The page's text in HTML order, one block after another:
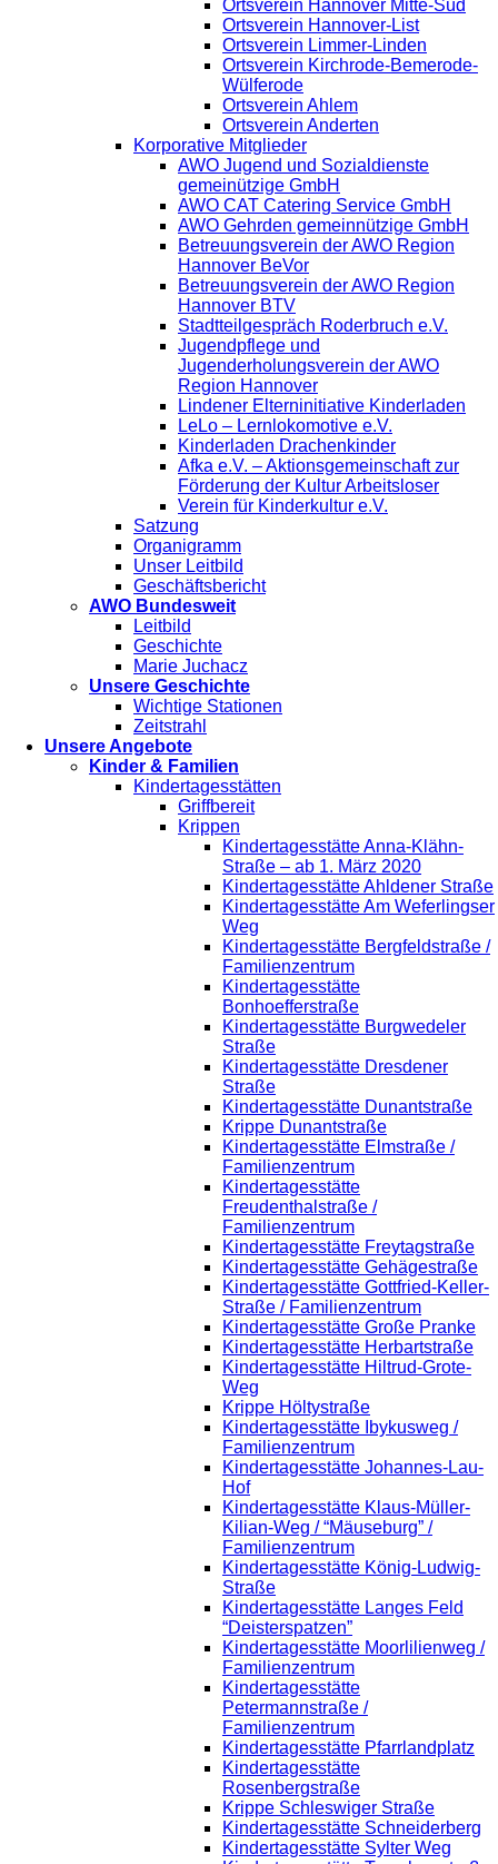
Ortsverein Hannover Mitte-Süd
Ortsverein Hannover-List
Ortsverein Limmer-Linden
Ortsverein Kirchrode-Bemerode-
Wülferode
Ortsverein Ahlem
Ortsverein Anderten
Korporative Mitglieder
AWO Jugend und Sozialdienste
gemeinützige GmbH
AWO CAT Catering Service GmbH
AWO Gehrden gemeinnützige GmbH
Betreuungsverein der AWO Region
Hannover BeVor
Betreuungsverein der AWO Region
Hannover BTV
Stadtteilgespräch Roderbruch e.V.
Jugendpflege und
Jugenderholungsverein der AWO
Region Hannover
Lindener Elterninitiative Kinderladen
LeLo – Lernlokomotive e.V.
Kinderladen Drachenkinder
Afka e.V. – Aktionsgemeinschaft zur
Förderung der Kultur Arbeitsloser
Verein für Kinderkultur e.V.
Satzung
Organigramm
Unser Leitbild
Geschäftsbericht
AWO Bundesweit
Leitbild
Geschichte
Marie Juchacz
Unsere Geschichte
Wichtige Stationen
Zeitstrahl
Unsere Angebote
Kinder & Familien
Kindertagesstätten
Griffbereit
Krippen
Kindertagesstätte Anna-Klähn-
Straße – ab 1. März 2020
Kindertagesstätte Ahldener Straße
Kindertagesstätte Am Weferlingser
Weg
Kindertagesstätte Bergfeldstraße /
Familienzentrum
Kindertagesstätte
Bonhoefferstraße
Kindertagesstätte Burgwedeler
Straße
Kindertagesstätte Dresdener
Straße
Kindertagesstätte Dunantstraße
Krippe Dunantstraße
Kindertagesstätte Elmstraße /
Familienzentrum
Kindertagesstätte
Freudenthalstraße /
Familienzentrum
Kindertagesstätte Freytagstraße
Kindertagesstätte Gehägestraße
Kindertagesstätte Gottfried-Keller-
Straße / Familienzentrum
Kindertagesstätte Große Pranke
Kindertagesstätte Herbartstraße
Kindertagesstätte Hiltrud-Grote-
Weg
Krippe Höltystraße
Kindertagesstätte Ibykusweg /
Familienzentrum
Kindertagesstätte Johannes-Lau-
Hof
Kindertagesstätte Klaus-Müller-
Kilian-Weg / “Mäuseburg” /
Familienzentrum
Kindertagesstätte König-Ludwig-
Straße
Kindertagesstätte Langes Feld
“Deisterspatzen”
Kindertagesstätte Moorlilienweg /
Familienzentrum
Kindertagesstätte
Petermannstraße /
Familienzentrum
Kindertagesstätte Pfarrlandplatz
Kindertagesstätte
Rosenbergstraße
Krippe Schleswiger Straße
Kindertagesstätte Schneiderberg
Kindertagesstätte Sylter Weg